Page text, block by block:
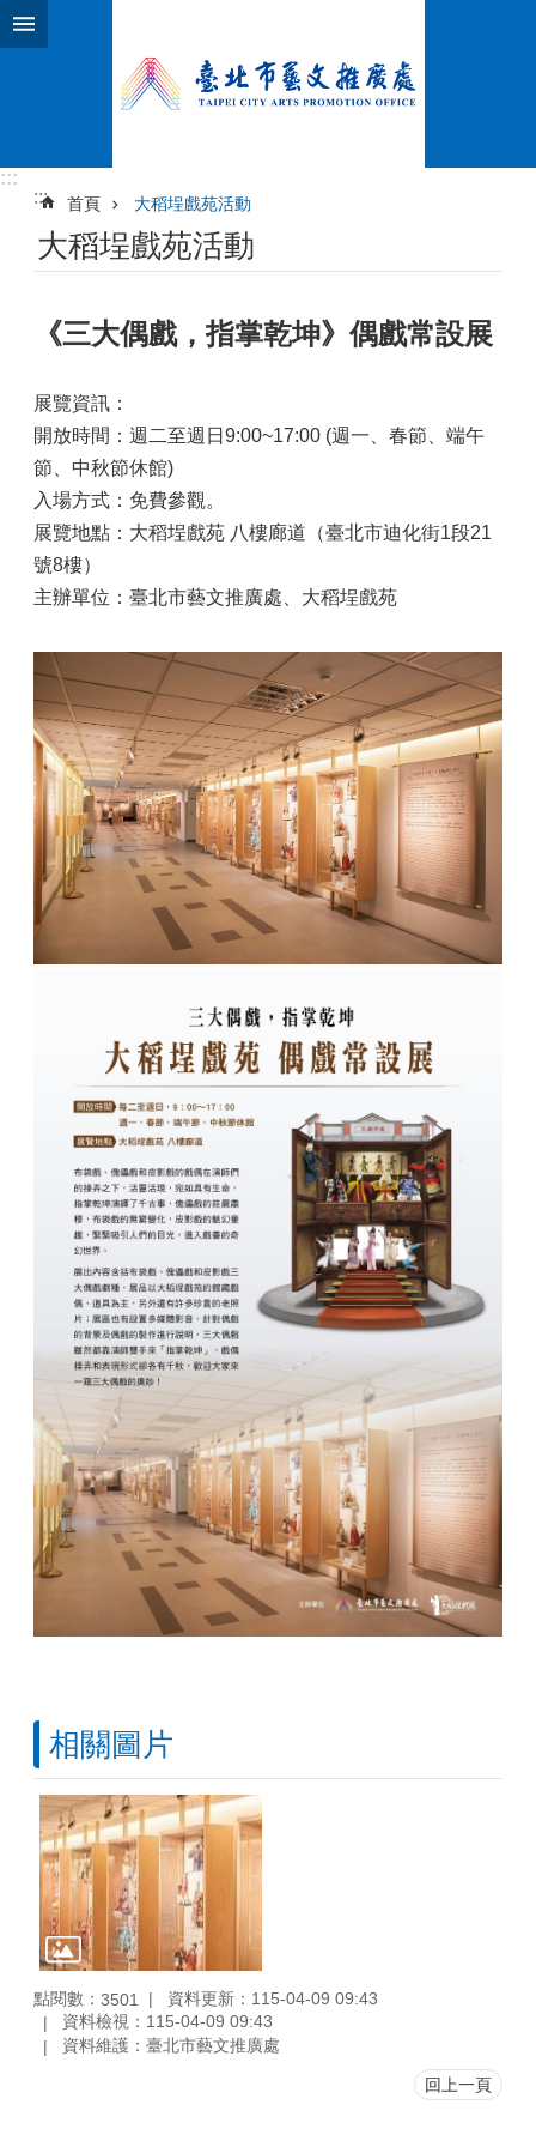
跳到主要內容區塊
:::
:::
首頁 大稻埕戲苑活動
大稻埕戲苑活動
《三大偶戲，指掌乾坤》偶戲常設展
展覽資訊：
開放時間：週二至週日9:00~17:00 (週一、春節、端午
節、中秋節休館)
入場方式：免費參觀。
展覽地點：大稻埕戲苑 八樓廊道（臺北市迪化街1段21
號8樓）
主辦單位：臺北市藝文推廣處、大稻埕戲苑
相關圖片
點閱數： 3501
資料更新：115-04-09 09:43
資料檢視：115-04-09 09:43
資料維護：臺北市藝文推廣處
回上一頁